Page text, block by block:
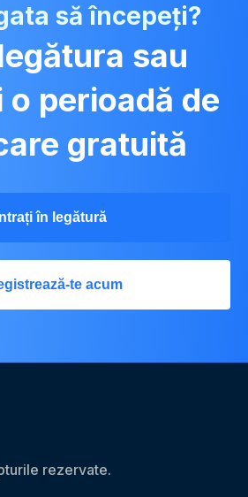
să începeți?
sau
perioadă de
gratuită
Intrați în legătură
te acum
rezervate.